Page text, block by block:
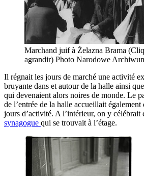
Marchand juif à Żelazna Brama
agrandir) Photo Narodowe
Il régnait les jours de marché une activité
bruyante dans et autour de la halle ainsi
qui devenaient alors noires de monde. Le
de l’entrée de la halle accueillait
jours d’activité. A l’intérieur, on y célébrait
synagogue qui se trouvait à l’étage.